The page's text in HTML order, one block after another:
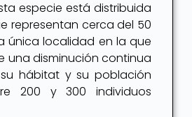
especie está distribuida
representan cerca del 50
única localidad en la que
una disminución continua
hábitat y su población
200 y 300 individuos